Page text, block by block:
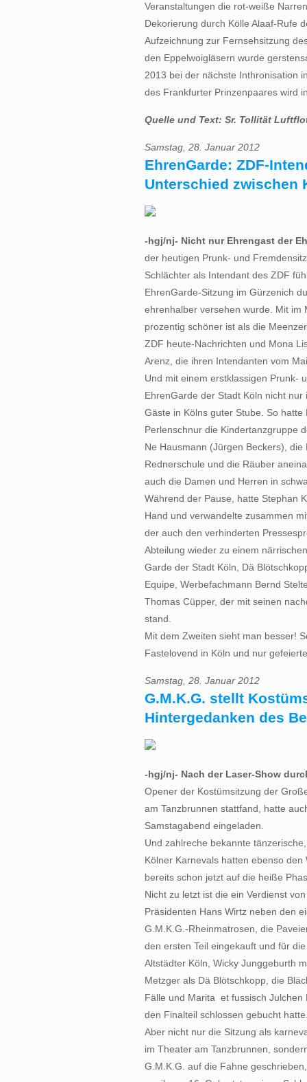
Veranstaltungen die rot-weiße
Dekorierung durch Kölle Alaaf-Rufe
Aufzeichnung zur Fernsehsitzung
den Eppelwoigläsern wurde
2013 bei der nächste Inthronisation
des Frankfurter Prinzenpaares wird
Quelle und Text: Sr. Tollität
Samstag, 28. Januar 2012
EhrenGarde: ZDF-
Unterschied zwischen
-hgj/nj- Nicht nur Ehrengast der
der heutigen Prunk- und
Schlächter als Intendant des ZDF
EhrenGarde-Sitzung im Gürzenich
ehrenhalber versehen wurde. Mit im
prozentig schöner ist als die
ZDF heute-Nachrichten und Mona
Arenz, die ihren Intendanten vom
Und mit einem erstklassigen Prunk-
EhrenGarde der Stadt Köln nicht
Gäste in Kölns guter Stube. So
Perlenschnur die Kindertanzgruppe
Ne Hausmann (Jürgen Beckers),
Rednerschule und die Räuber
auch die Damen und Herren in
Während der Pause, hatte Stephan
Hand und verwandelte zusammen
der auch den verhinderten
Abteilung wieder zu einem
Garde der Stadt Köln, Dä
Equipe, Werbefachmann Bernd
Thomas Cüpper, der mit seinen
stand.
Mit dem Zweiten sieht man
Fastelovend in Köln und nur
Samstag, 28. Januar 2012
G.M.K.G. stellt
Hintergedanken des
-hgj/nj- Nach der Laser-Show
Opener der Kostümsitzung der
am Tanzbrunnen stattfand, hatte
Samstagabend eingeladen.
Und zahlreche bekannte
Kölner Karnevals hatten ebenso
bereits schon jetzt auf die heiße
Nicht zu letzt ist die ein Verdienst
Präsidenten Hans Wirtz neben den
G.M.K.G.-Rheinmatrosen, die
den ersten Teil eingekauft und für
Altstädter Köln, Wicky Junggeburth
Metzger als Dä Blötschkopp, die
Fälle und Marita  et fussisch
den Finalteil schlossen gebucht
Aber nicht nur die Sitzung als
im Theater am Tanzbrunnen,
G.M.K.G. auf die Fahne